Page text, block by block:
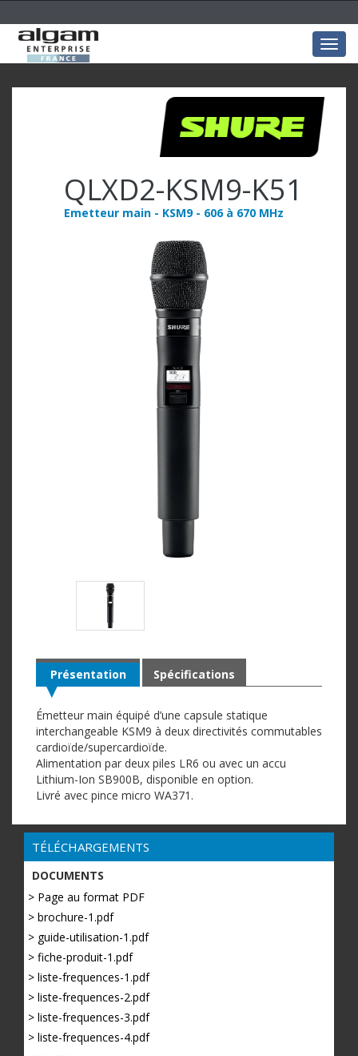
QLXD2-KSM9-K51
Emetteur main - KSM9 - 606 à 670 MHz
Présentation
Émetteur main équipé d’une capsule statique
interchangeable KSM9 à deux directivités commutables
cardioïde/supercardioïde.
Alimentation par deux piles LR6 ou avec un accu
Lithium-Ion SB900B, disponible en option.
Livré avec pince micro WA371.
Spécifications
TÉLÉCHARGEMENTS
DOCUMENTS
> Page au format PDF
> brochure-1.pdf
> guide-utilisation-1.pdf
> fiche-produit-1.pdf
> liste-frequences-1.pdf
> liste-frequences-2.pdf
> liste-frequences-3.pdf
> liste-frequences-4.pdf